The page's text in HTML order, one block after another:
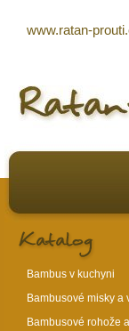
Bambus v kuchyni
Bambusové misky a
Bambusové rohože
www.ratan-